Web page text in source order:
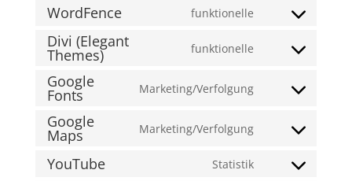
google-
wordpress
WordFence funktionelle
Consent
service
Divi (Elegant
Themes) funktionelle
Consent
service
(elegant-
Google
Fonts Marketing/Verfolgung
Consent
service
fonts
Google
Maps Marketing/Verfolgung
Consent
service
YouTube Statistik
Consent